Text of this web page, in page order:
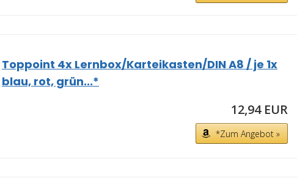
Toppoint 4x Lernbox/Karteikasten/DIN A8 / je 1x
blau, rot, grün...*
12,94 EUR
*Zum Angebot »